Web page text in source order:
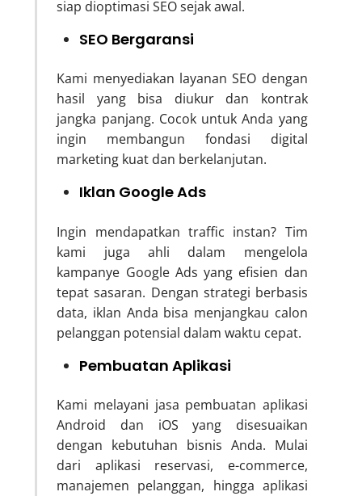
siap dioptimasi SEO sejak awal.
SEO Bergaransi
Kami menyediakan layanan SEO dengan
hasil yang bisa diukur dan kontrak
jangka panjang. Cocok untuk Anda yang
ingin membangun fondasi digital
marketing kuat dan berkelanjutan.
Iklan Google Ads
Ingin mendapatkan traffic instan? Tim
kami juga ahli dalam mengelola
kampanye Google Ads yang efisien dan
tepat sasaran. Dengan strategi berbasis
data, iklan Anda bisa menjangkau calon
pelanggan potensial dalam waktu cepat.
Pembuatan Aplikasi
Kami melayani jasa pembuatan aplikasi
Android dan iOS yang disesuaikan
dengan kebutuhan bisnis Anda. Mulai
dari aplikasi reservasi, e-commerce,
manajemen pelanggan, hingga aplikasi